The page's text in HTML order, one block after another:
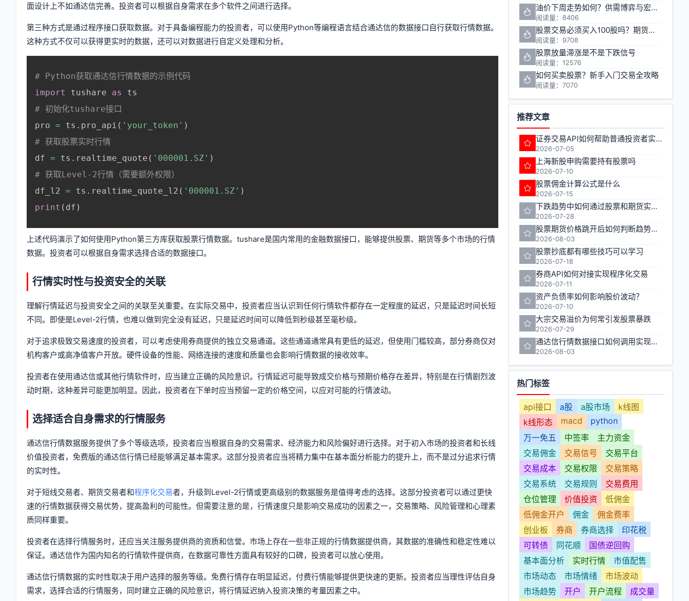
面设计上不如通达信完善。投资者可以根据自身需求在多个软件之间进行选择。
第三种方式是通过程序接口获取数据。对于具备编程能力的投资者，可以使用Python等编程语言结合通达信的数据接口自行获取行情数据。
这种方式不仅可以获得更实时的数据，还可以对数据进行自定义处理和分析。
# Python获取通达信行情数据的示例代码
import
tushare as
ts
# 初始化tushare接口
pro = ts . pro_api ( 'your_token' )
# 获取股票实时行情
df = ts . realtime_quote ( '000001.SZ' )
# 获取Level-2行情（需要额外权限）
df_l2 = ts . realtime_quote_l2 ( '000001.SZ' )
print ( df )
上述代码演示了如何使用Python第三方库获取股票行情数据。tushare是国内常用的金融数据接口，能够提供股票、期货等多个市场的行情
数据。投资者可以根据自身需求选择合适的数据接口。
行情实时性与投资安全的关联
理解行情延迟与投资安全之间的关联至关重要。在实际交易中，投资者应当认识到任何行情软件都存在一定程度的延迟，只是延迟时间长短
不同。即使是Level-2行情，也难以做到完全没有延迟，只是延迟时间可以降低到秒级甚至毫秒级。
对于追求极致交易速度的投资者，可以考虑使用券商提供的独立交易通道。这些通道通常具有更低的延迟，但使用门槛较高，部分券商仅对
机构客户或高净值客户开放。硬件设备的性能、网络连接的速度和质量也会影响行情数据的接收效率。
投资者在使用通达信或其他行情软件时，应当建立正确的风险意识。行情延迟可能导致成交价格与预期价格存在差异，特别是在行情剧烈波
动时期，这种差异可能更加明显。因此，投资者在下单时应当预留一定的价格空间，以应对可能的行情波动。
选择适合自身需求的行情服务
通达信行情数据服务提供了多个等级选项，投资者应当根据自身的交易需求、经济能力和风险偏好进行选择。对于初入市场的投资者和长线
价值投资者，免费版的通达信行情已经能够满足基本需求。这部分投资者应当将精力集中在基本面分析能力的提升上，而不是过分追求行情
的实时性。
对于短线交易者、期货交易者和程序化交易者，升级到Level-2行情或更高级别的数据服务是值得考虑的选择。这部分投资者可以通过更快
速的行情数据获得交易优势，提高盈利的可能性。但需要注意的是，行情速度只是影响交易成功的因素之一，交易策略、风险管理和心理素
质同样重要。
投资者在选择行情服务时，还应当关注服务提供商的资质和信誉。市场上存在一些非正规的行情数据提供商，其数据的准确性和稳定性难以
保证。通达信作为国内知名的行情软件提供商，在数据可靠性方面具有较好的口碑，投资者可以放心使用。
通达信行情数据的实时性取决于用户选择的服务等级。免费行情存在明显延迟，付费行情能够提供更快速的更新。投资者应当理性评估自身
需求，选择合适的行情服务，同时建立正确的风险意识，将行情延迟纳入投资决策的考量因素之中。
油价下周走势如何？供需博弈与宏观变量交织下的投资机会解析
阅读量：8406
股票交易必须买入100股吗？期货交易单位有何不同
阅读量：9708
股票放量滞涨是不是下跌信号
阅读量：12576
如何买卖股票？新手入门交易全攻略
阅读量：7070
推荐文章
证券交易API如何帮助普通投资者实现量化交易
2026-07-05
上海新股申购需要持有股票吗
2026-07-10
股票佣金计算公式是什么
2026-07-15
下跌趋势中如何通过股票和期货实现盈利
2026-07-28
股票期货价格跳开后如何判断趋势走向
2026-08-03
股票抄底都有哪些技巧可以学习
2026-07-18
券商API如何对接实现程序化交易
2026-07-11
资产负债率如何影响股价波动？
2026-07-10
大宗交易溢价为何常引发股票暴跌
2026-07-29
通达信行情数据接口如何调用实现股票期货实时行情监控
2026-08-03
热门标签
api接口 a股 a股市场
k线图
k线形态
macd
python
万一免五
中签率
主力资金
交易佣金
交易信号
交易平台
交易成本
交易权限
交易策略
交易系统
交易规则
交易费用
仓位管理
价值投资
低佣金
低佣金开户
佣金
佣金费率
创业板
券商 券商选择
印花税
可转债
同花顺
国债逆回购
基本面分析
实时行情
市值配售
市场动态
市场情绪
市场波动
市场趋势
开户 开户流程 成交量